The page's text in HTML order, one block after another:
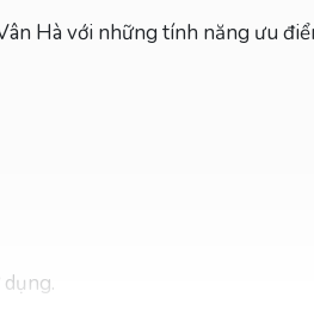
Hà với những tính năng ưu